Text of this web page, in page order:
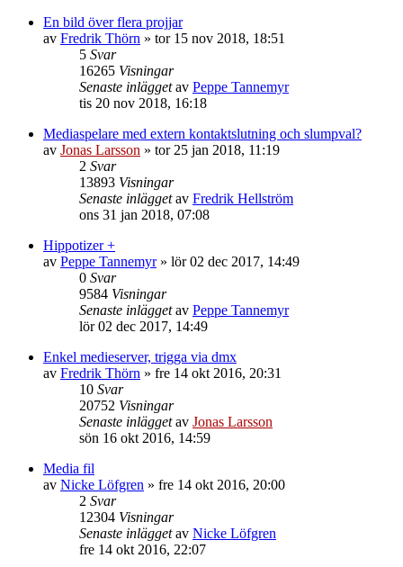
En bild över flera projjar
av Fredrik Thörn » tor 15 nov 2018, 18:51
5 Svar
16265 Visningar
Senaste inläggetav Peppe Tannemyr
tis 20 nov 2018, 16:18
Mediaspelare med extern kontaktslutning och slumpval?
av Jonas Larsson » tor 25 jan 2018, 11:19
2 Svar
13893 Visningar
Senaste inläggetav Fredrik Hellström
ons 31 jan 2018, 07:08
Hippotizer +
av Peppe Tannemyr» lör 02 dec 2017, 14:49
0 Svar
9584 Visningar
Senaste inläggetav Peppe Tannemyr
lör 02 dec 2017, 14:49
Enkel medieserver, trigga via dmx
av Fredrik Thörn » fre 14 okt 2016, 20:31
10 Svar
20752 Visningar
Senaste inläggetav Jonas Larsson
sön 16 okt 2016, 14:59
Media fil
av Nicke Löfgren » fre 14 okt 2016, 20:00
2 Svar
12304 Visningar
Senaste inläggetav Nicke Löfgren
fre 14 okt 2016, 22:07